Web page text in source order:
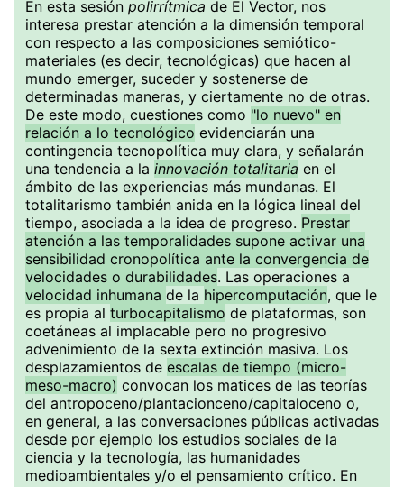
En esta sesión polirrítmica de El Vector, nos
interesa prestar atención a la dimensión temporal
con respecto a las composiciones semiótico-
materiales (es decir, tecnológicas) que hacen al
mundo emerger, suceder y sostenerse de
determinadas maneras, y ciertamente no de otras.
De este modo, cuestiones como "lo nuevo" en
relación a lo tecnológico evidenciarán una
contingencia tecnopolítica muy clara, y señalarán
una tendencia a la innovación totalitaria en el
ámbito de las experiencias más mundanas. El
totalitarismo también anida en la lógica lineal del
tiempo, asociada a la idea de progreso. Prestar
atención a las temporalidades supone activar una
sensibilidad cronopolítica ante la convergencia de
velocidades o durabilidades. Las operaciones a
velocidad inhumana de la hipercomputación, que le
es propia al turbocapitalismo de plataformas, son
coetáneas al implacable pero no progresivo
advenimiento de la sexta extinción masiva. Los
desplazamientos de escalas de tiempo (micro-
meso-macro) convocan los matices de las teorías
del antropoceno/plantacionceno/capitaloceno o,
en general, a las conversaciones públicas activadas
desde por ejemplo los estudios sociales de la
ciencia y la tecnología, las humanidades
medioambientales y/o el pensamiento crítico. En